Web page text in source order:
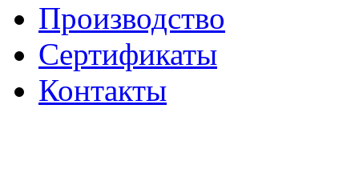
Производство
Сертификаты
Контакты